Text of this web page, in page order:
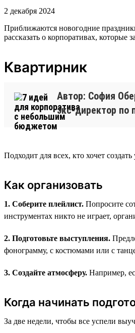
2 декабря 2024
Приближаются новогодние
рассказать о корпоративах,
Квартирник
Автор: София
экс-директор по
Подходит для всех, кто хочет
Как организовать
1. Соберите плейлист. Попросите
инструментах никто не играет,
2. Подготовьте выступления.
фонограмму, с костюмами или с
3. Создайте атмосферу. Например,
Когда начинать
За две недели, чтобы все успели